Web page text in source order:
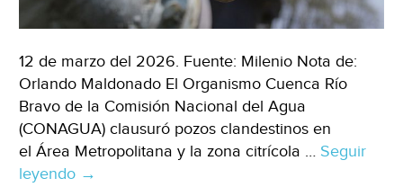
12 de marzo del 2026. Fuente: Milenio Nota de:
Orlando Maldonado El Organismo Cuenca Río
Bravo de la Comisión Nacional del Agua
(CONAGUA) clausuró pozos clandestinos en
el Área Metropolitana y la zona citrícola … Seguir
leyendo Nuevo
→